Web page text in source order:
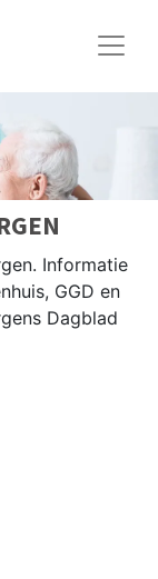
Informatie
GGD en
Dagblad